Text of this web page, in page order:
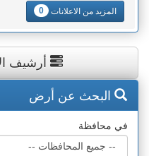
المزيد من الاعلانات 0
أرشيف
البحث عن أرض
في محافظة